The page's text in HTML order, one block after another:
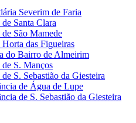
Severim de Faria
Santa Clara
São Mamede
das Figueiras
do Bairro de Almeirim
S. Manços
S. Sebastião da Giesteira
de Água de Lupe
de S. Sebastião da Giesteira